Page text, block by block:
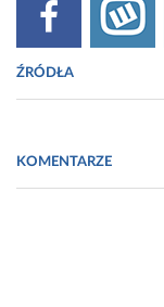
ŹRÓDŁA
KOMENTARZE